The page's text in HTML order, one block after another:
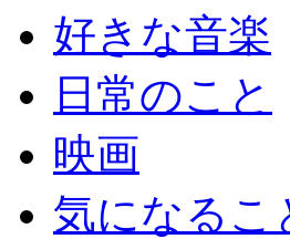
好きな音楽
日常のこと
映画
気になるこ